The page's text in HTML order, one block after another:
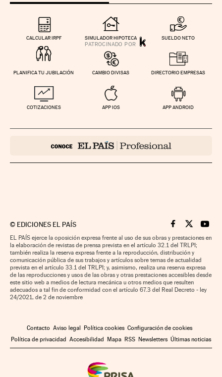
CALCULAR IRPF SIMULADOR HIPOTECA SUELDO NETO
PLANIFICA TU JUBILACIÓN CAMBIO DIVISAS DIRECTORIO EMPRESAS
COTIZACIONES APP IOS APP ANDROID
© EDICIONES EL PAÍS Cinco Días en
Cinco Días
Cinco
EL PAÍS ejerce la oposición expresa frente al uso de sus obras y prestaciones en
la elaboración de revistas de prensa prevista en el artículo 32.1 del TRLPI;
también realiza la reserva expresa frente a la reproducción, distribución y
comunicación pública de sus trabajos y artículos sobre temas de actualidad
prevista en el artículo 33.1 del TRLPI; y, asimismo, realiza una reserva expresa
de las reproducciones y usos de las obras y otras prestaciones accesibles desde
este sitio web a medios de lectura mecánica u otros medios que resulten
adecuados a tal fin de conformidad con el artículo 67.3 del Real Decreto - ley
24/2021, de 2 de noviembre
Contacto Aviso legal Política cookies Configuración de cookies
Política de privacidad Accesibilidad Mapa RSS Newsletters Últimas noticias